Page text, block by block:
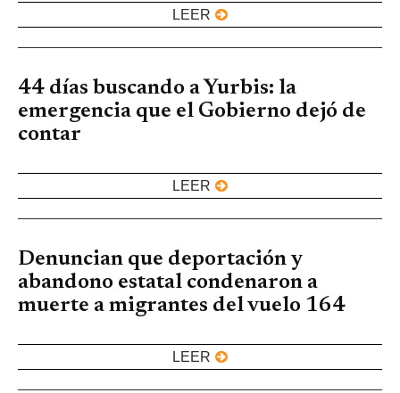
LEER
44 días buscando a Yurbis: la
emergencia que el Gobierno dejó de
contar
LEER
Denuncian que deportación y
abandono estatal condenaron a
muerte a migrantes del vuelo 164
LEER